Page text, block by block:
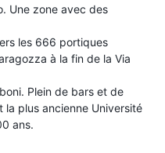
Une zone avec des
les 666 portiques
à la fin de la Via
Plein de bars et de
la plus ancienne Université
ans.